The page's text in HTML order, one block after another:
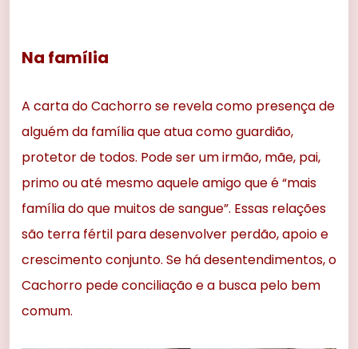
Na família
A carta do Cachorro se revela como presença de
alguém da família que atua como guardião,
protetor de todos. Pode ser um irmão, mãe, pai,
primo ou até mesmo aquele amigo que é “mais
família do que muitos de sangue”. Essas relações
são terra fértil para desenvolver perdão, apoio e
crescimento conjunto. Se há desentendimentos, o
Cachorro pede conciliação e a busca pelo bem
comum.